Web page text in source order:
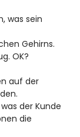
was sein
Gehirns.
OK?
auf der
der Kunde
die